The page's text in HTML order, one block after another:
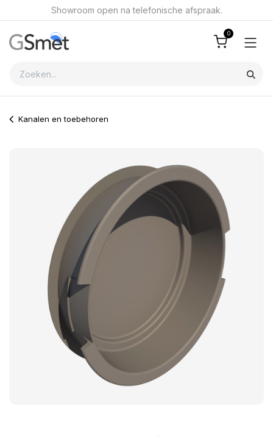
Overslaan naar inhoudShowroom open na telefonische afspraak.
0
Kanalen en toebehoren